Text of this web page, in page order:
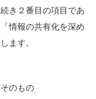
き２番目の項目であ
情報の共有化を深め
ます。
のもの